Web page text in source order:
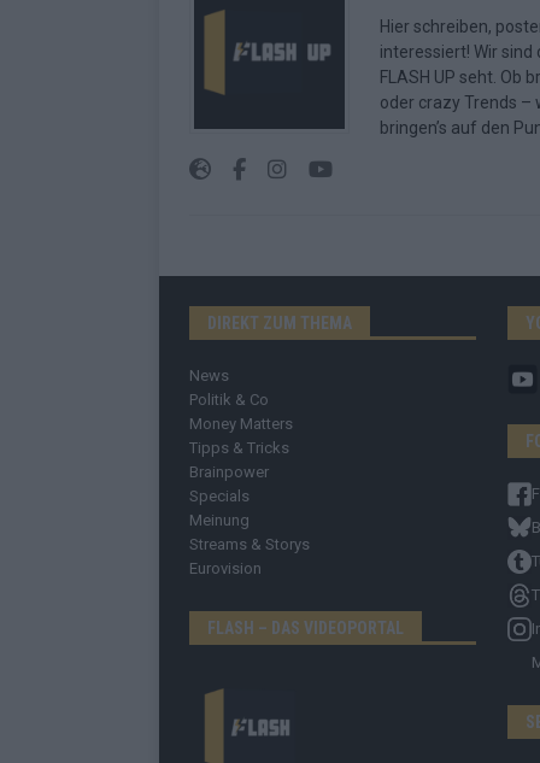
Hier schreiben,
interessiert! Wir sind
FLASH UP seht. Ob
oder crazy Trends –
bringen’s auf den
DIREKT ZUM THEMA
News
Politik & Co
Money Matters
Tipps & Tricks
Brainpower
Specials
Meinung
Streams & Storys
Eurovision
FLASH – DAS VIDEOPORTAL